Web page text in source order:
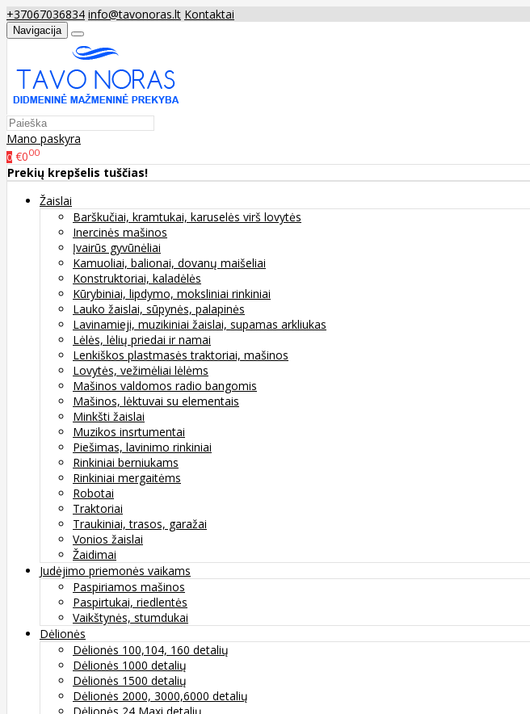
+37067036834 info@tavonoras.lt Kontaktai
Navigacija
Mano paskyra
0 €000
Prekių krepšelis tuščias!
Žaislai
Barškučiai, kramtukai, karuselės virš lovytės
Inercinės mašinos
Įvairūs gyvūnėliai
Kamuoliai, balionai, dovanų maišeliai
Konstruktoriai, kaladėlės
Kūrybiniai, lipdymo, moksliniai rinkiniai
Lauko žaislai, sūpynės, palapinės
Lavinamieji, muzikiniai žaislai, supamas arkliukas
Lėlės, lėlių priedai ir namai
Lenkiškos plastmasės traktoriai, mašinos
Lovytės, vežimėliai lėlėms
Mašinos valdomos radio bangomis
Mašinos, lėktuvai su elementais
Minkšti žaislai
Muzikos insrtumentai
Piešimas, lavinimo rinkiniai
Rinkiniai berniukams
Rinkiniai mergaitėms
Robotai
Traktoriai
Traukiniai, trasos, garažai
Vonios žaislai
Žaidimai
Judėjimo priemonės vaikams
Paspiriamos mašinos
Paspirtukai, riedlentės
Vaikštynės, stumdukai
Dėlionės
Dėlionės 100,104, 160 detalių
Dėlionės 1000 detalių
Dėlionės 1500 detalių
Dėlionės 2000, 3000,6000 detalių
Dėlionės 24 Maxi detalių